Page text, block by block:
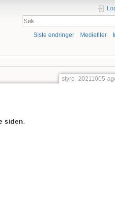
Siste endringer Mediefiler
styre_20211005-
siden.